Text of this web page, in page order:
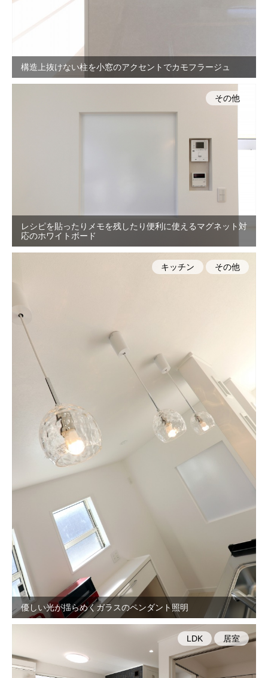
構造上抜けない柱を小窓のアクセントでカモフラージュ
レシピを貼ったりメモを残したり便利に使えるマグネット対
応のホワイトボード
その他
優しい光が揺らめくガラスのペンダント照明
キッチン その他
LDK 居室